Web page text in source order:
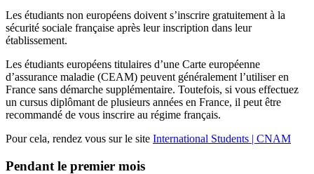
Les étudiants non européens doivent s’inscrire gratuitement à la
sécurité sociale française après leur inscription dans leur
établissement.
Les étudiants européens titulaires d’une Carte européenne
d’assurance maladie (CEAM) peuvent généralement l’utiliser en
France sans démarche supplémentaire. Toutefois, si vous effectuez
un cursus diplômant de plusieurs années en France, il peut être
recommandé de vous inscrire au régime français.
Pour cela, rendez vous sur le site International Students | CNAM
Pendant le premier mois